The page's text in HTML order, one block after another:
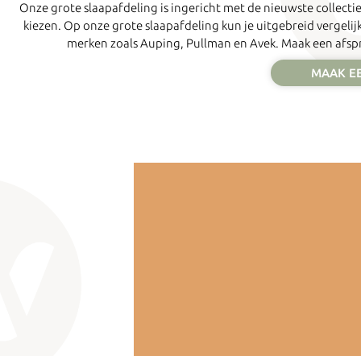
Onze grote slaapafdeling is ingericht met de nieuwste
kiezen. Op onze grote slaapafdeling kun je uitgebreid
merken zoals Auping, Pullman en Avek. Maak een
MAAK